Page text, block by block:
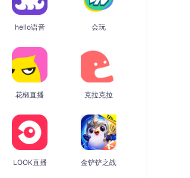
hello语音 会玩
花椒直播 克拉克拉
LOOK直播 金铲铲之战